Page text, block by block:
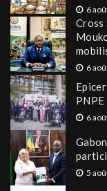
6
Cross
6
6
5